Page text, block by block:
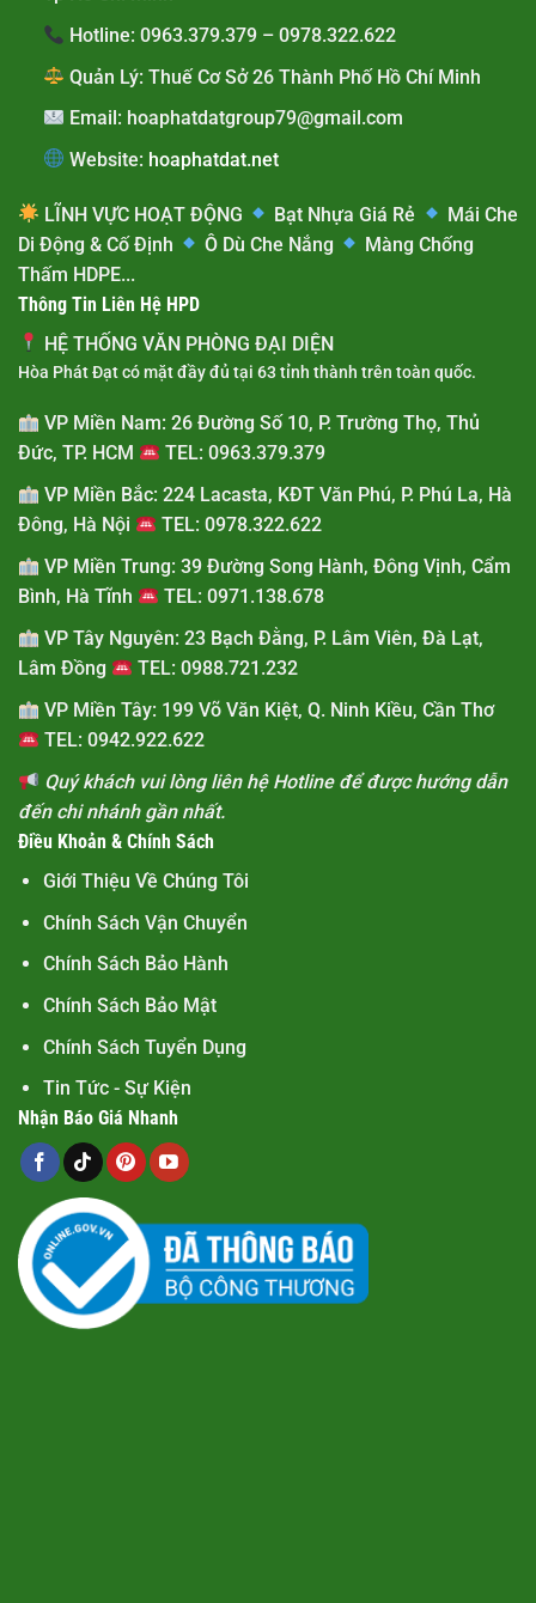
Hotline: 0963.379.379 – 0978.322.622
Quản Lý: Thuế Cơ Sở 26 Thành Phố Hồ Chí Minh
Email: hoaphatdatgroup79@gmail.com
Website: hoaphatdat.net
LĨNH VỰC HOẠT ĐỘNG Bạt Nhựa Giá Rẻ
Mái Che
Di Động & Cố Định
Ô Dù Che Nắng
Màng Chống
Thấm HDPE...
Thông Tin Liên Hệ HPD
HỆ THỐNG VĂN PHÒNG ĐẠI DIỆN
Hòa Phát Đạt có mặt đầy đủ tại 63 tỉnh thành trên toàn quốc.
VP Miền Nam: 26 Đường Số 10, P. Trường Thọ, Thủ
Đức, TP. HCM
TEL: 0963.379.379
VP Miền Bắc: 224 Lacasta, KĐT Văn Phú, P. Phú La, Hà
Đông, Hà Nội
TEL: 0978.322.622
VP Miền Trung: 39 Đường Song Hành, Đông Vịnh, Cẩm
Bình, Hà Tĩnh
TEL: 0971.138.678
VP Tây Nguyên: 23 Bạch Đằng, P. Lâm Viên, Đà Lạt,
Lâm Đồng
TEL: 0988.721.232
VP Miền Tây: 199 Võ Văn Kiệt, Q. Ninh Kiều, Cần Thơ
TEL: 0942.922.622
Quý khách vui lòng liên hệ Hotline để được hướng dẫn
đến chi nhánh gần nhất.
Điều Khoản & Chính Sách
Giới Thiệu Về Chúng Tôi
Chính Sách Vận Chuyển
Chính Sách Bảo Hành
Chính Sách Bảo Mật
Chính Sách Tuyển Dụng
Tin Tức - Sự Kiện
Nhận Báo Giá Nhanh